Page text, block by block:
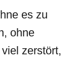
es zu
ohne
zerstört,